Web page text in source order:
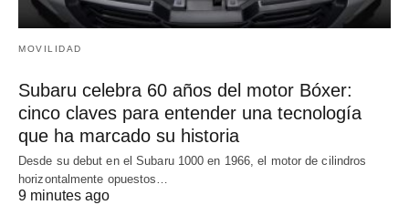
MOVILIDAD
Subaru celebra 60 años del motor Bóxer:
cinco claves para entender una tecnología
que ha marcado su historia
Desde su debut en el Subaru 1000 en 1966, el motor de cilindros
horizontalmente opuestos…
9 minutes ago